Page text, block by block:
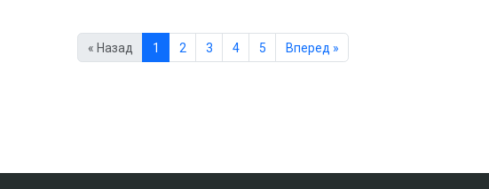
« Назад 1 2 3 4 5 Вперед »